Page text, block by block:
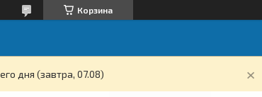
Корзина
дня (завтра, 07.08)